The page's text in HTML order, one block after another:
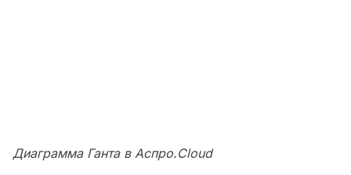
Диаграмма Ганта в Аспро.Cloud